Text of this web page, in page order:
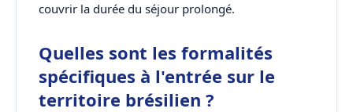
couvrir la durée du séjour prolongé.
Quelles sont les formalités
spécifiques à l'entrée sur le
territoire brésilien ?